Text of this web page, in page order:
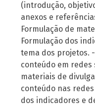
(introdução,
anexos e
Formulação de
Formulação dos
tema dos projetos.
conteúdo em redes
materiais de
conteúdo nas
dos indicadores e